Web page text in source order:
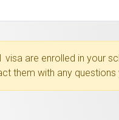
visa are enrolled in your
them with any